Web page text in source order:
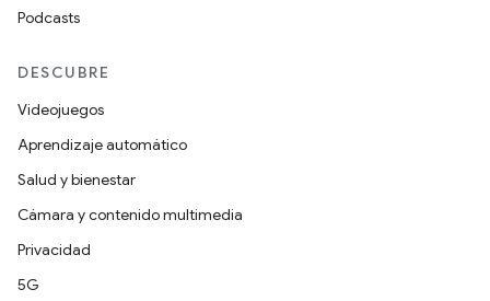
Podcasts
DESCUBRE
Videojuegos
Aprendizaje automático
Salud y bienestar
Cámara y contenido multimedia
Privacidad
5G